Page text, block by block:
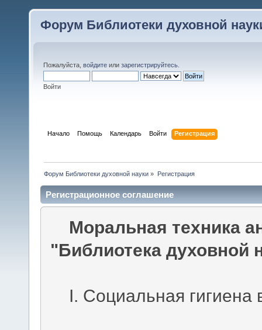
Форум Библиотеки духовной
Пожалуйста, войдите или зарегистрируйтесь
Войти
Начало Помощь Календарь Войти Регистрация
Форум Библиотеки духовной науки » Регистрация
Регистрационное соглашение
Моральная техника
"Библиотека духовной
I. Социальная гигиена